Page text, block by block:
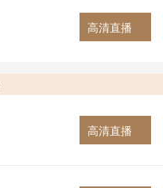
高清直播
高清直播